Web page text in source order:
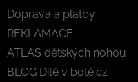
Doprava a platby
REKLAMACE
ATLAS dětských nohou
BLOG Dítě v botě.cz